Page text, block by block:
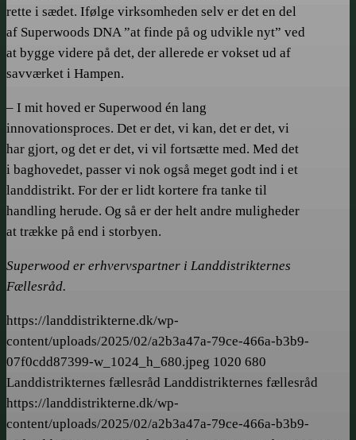
rette i sædet. Ifølge virksomheden selv er det en del
af Superwoods DNA ”at finde på og udvikle nyt” ved
at bygge videre på det, der allerede er vokset ud af
savværket i Hampen.
– I mit hoved er Superwood én lang
innovationsproces. Det er det, vi kan, det er det, vi
har gjort, og det er det, vi vil fortsætte med. Med det
i baghovedet, passer vi nok også meget godt ind i et
landdistrikt. For der er lidt kortere fra tanke til
handling herude. Og så er der helt andre muligheder
at trække på end i storbyen.
Superwood er erhvervspartner i Landdistrikternes
Fællesråd.
https://landdistrikterne.dk/wp-
content/uploads/2025/02/a2b3a47a-79ce-466a-b3b9-
07f0cdd87399-w_1024_h_680.jpeg 1020 680
Landdistrikternes fællesråd Landdistrikternes fællesråd
https://landdistrikterne.dk/wp-
content/uploads/2025/02/a2b3a47a-79ce-466a-b3b9-